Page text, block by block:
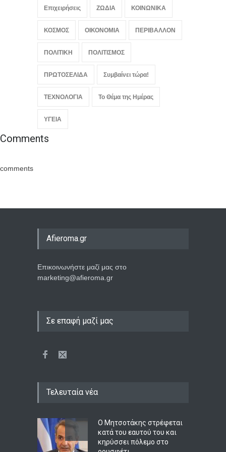
Επιχειρήσεις ΖΩΔΙΑ ΚΟΙΝΩΝΙΚΑ
ΚΟΣΜΟΣ ΟΙΚΟΝΟΜΙΑ ΠΕΡΙΒΑΛΛΟΝ
ΠΟΛΙΤΙΚΗ ΠΟΛΙΤΙΣΜΟΣ
ΠΡΩΤΟΣΕΛΙΔΑ Συμβαίνει τώρα!
ΤΕΧΝΟΛΟΓΙΑ Το Θέμα της Ημέρας
ΥΓΕΙΑ
Comments
comments
Afieroma.gr
Επικοινωνήστε μαζί μας στο
marketing@afieroma.gr
Σε επαφή μαζί μας
Τελευταία νέα
Ο Μητσοτάκης στρέφεται
κατά του εαυτού του και
κηρύσσει πόλεμο στο